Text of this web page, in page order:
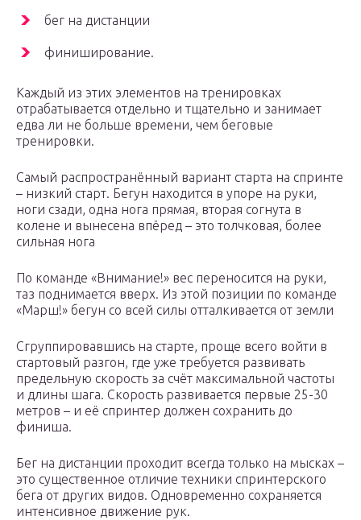
бег на дистанции
финиширование.
Каждый из этих элементов на тренировках
отрабатывается отдельно и тщательно и занимает
едва ли не больше времени, чем беговые
тренировки.
Самый распространённый вариант старта на спринте
– низкий старт. Бегун находится в упоре на руки,
ноги сзади, одна нога прямая, вторая согнута в
колене и вынесена впёред – это толчковая, более
сильная нога
По команде «Внимание!» вес переносится на руки,
таз поднимается вверх. Из этой позиции по команде
«Марш!» бегун со всей силы отталкивается от земли
Сгруппировавшись на старте, проще всего войти в
стартовый разгон, где уже требуется развивать
предельную скорость за счёт максимальной частоты
и длины шага. Скорость развивается первые 25-30
метров – и её спринтер должен сохранить до
финиша.
Бег на дистанции проходит всегда только на мысках –
это существенное отличие техники спринтерского
бега от других видов. Одновременно сохраняется
интенсивное движение рук.